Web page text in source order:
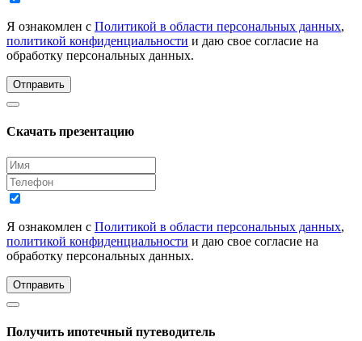
Я ознакомлен с Политикой в области персональных данных,
политикой конфиденциальности и даю свое согласие на
обработку персональных данных.
Отправить
Скачать презентацию
Я ознакомлен с Политикой в области персональных данных,
политикой конфиденциальности и даю свое согласие на
обработку персональных данных.
Отправить
Получить ипотечный путеводитель